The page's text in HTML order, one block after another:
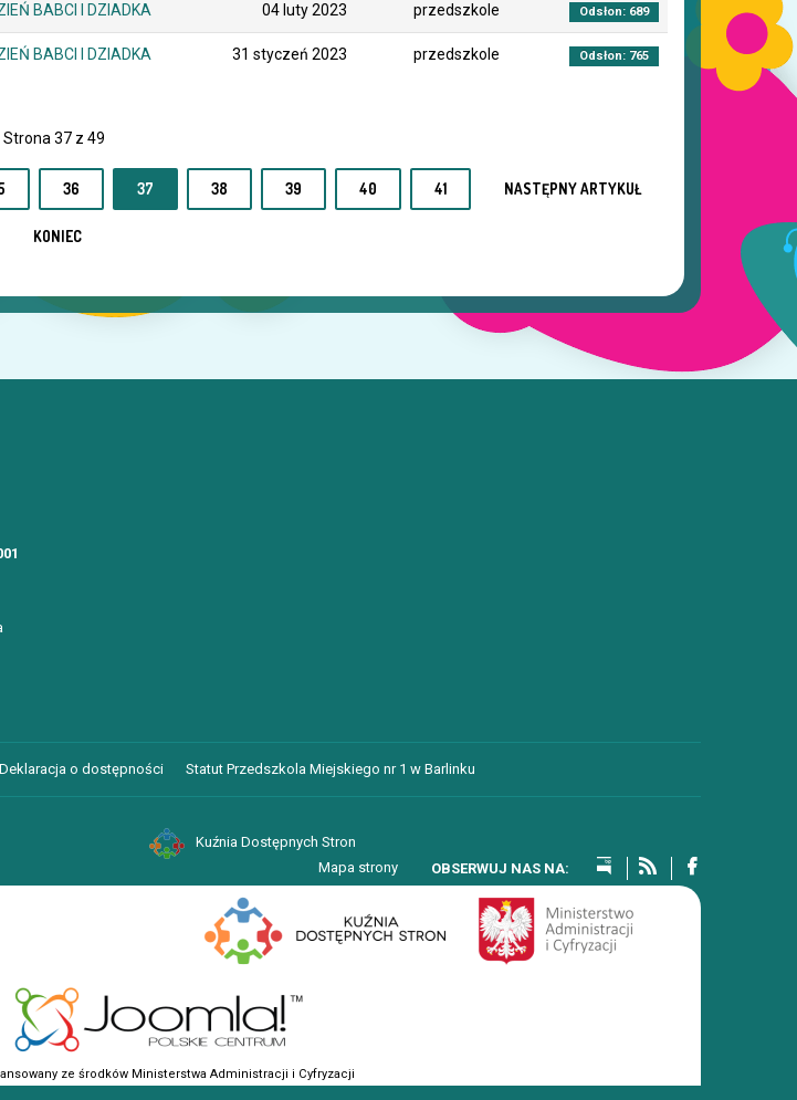
BABCI I DZIADKA 04 luty 2023 przedszkole Odsłon: 689
BABCI I DZIADKA 31 styczeń 2023 przedszkole Odsłon: 765
Strona 37 z 49
36 37 38 39 40 41 NASTĘPNY ARTYKUŁ
KONIEC
Deklaracja o dostępności Statut Przedszkola Miejskiego nr 1 w Barlinku
Kuźnia Dostępnych Stron
Mapa strony
ze środków Ministerstwa Administracji i Cyfryzacji